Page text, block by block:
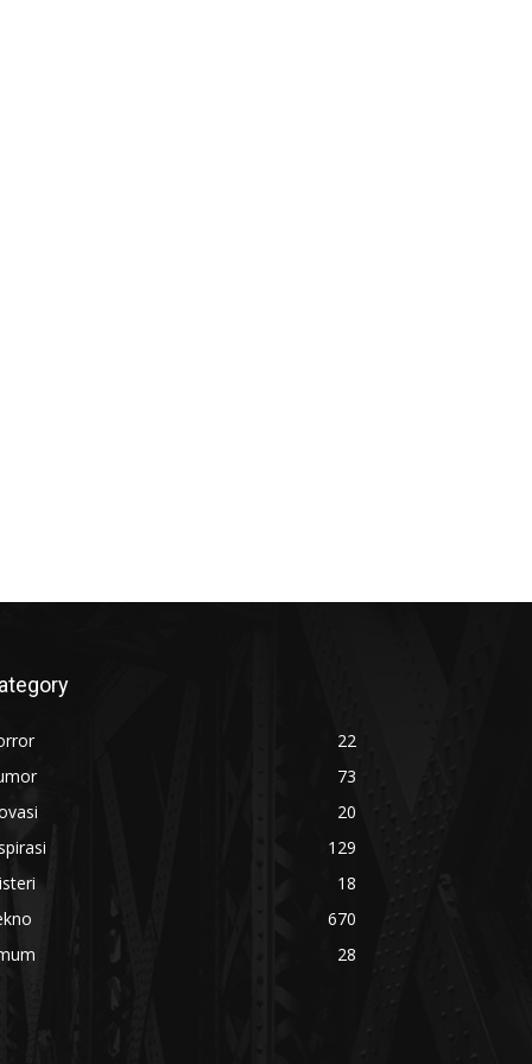
22
73
20
129
18
670
28